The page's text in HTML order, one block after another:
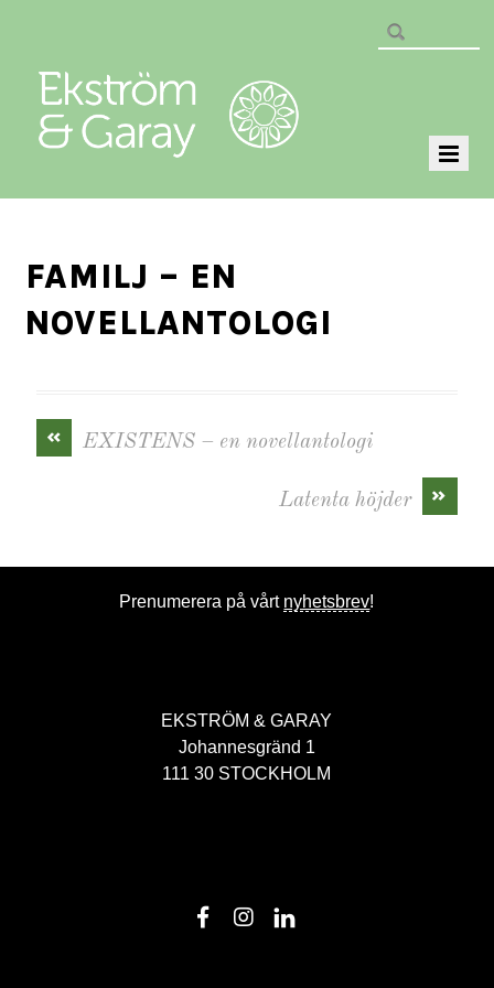
FAMILJ – EN
NOVELLANTOLOGI
« EXISTENS – en novellantologi
»
Latenta höjder
Prenumerera på vårt nyhetsbrev!
EKSTRÖM & GARAY
Johannesgränd 1
111 30 STOCKHOLM